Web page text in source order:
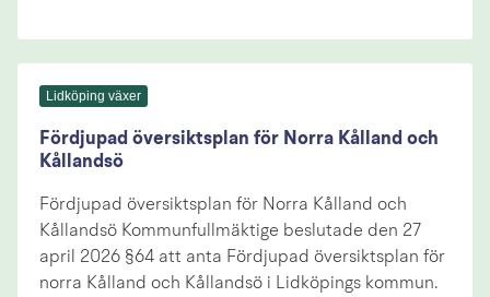
Lidköping växer
Fördjupad översiktsplan för Norra Kålland och
Kållandsö
Fördjupad översiktsplan för Norra Kålland och
Kållandsö Kommunfullmäktige beslutade den 27
april 2026 §64 att anta Fördjupad översiktsplan för
norra Kålland och Kållandsö i Lidköpings kommun.